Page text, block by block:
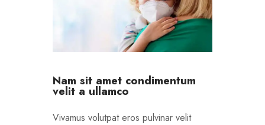
Nam sit amet condimentum
velit a ullamco
Vivamus volutpat eros pulvinar velit